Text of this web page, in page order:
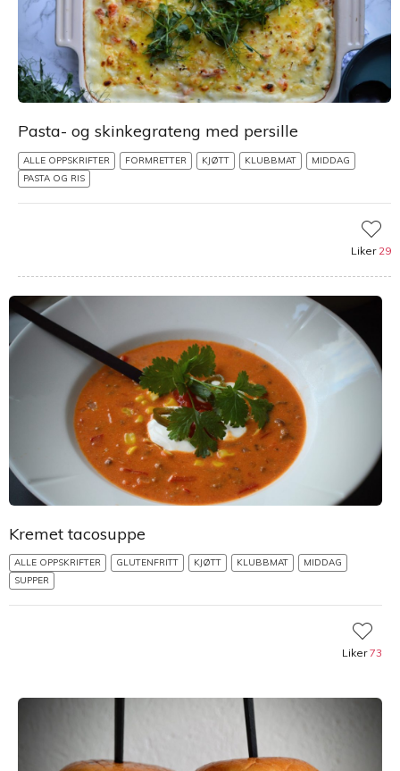
Pasta- og skinkegrateng med persille
ALLE OPPSKRIFTER FORMRETTER KJØTT KLUBBMAT
MIDDAG
PASTA OG RIS
Liker 29
Kremet tacosuppe
ALLE OPPSKRIFTER GLUTENFRITT KJØTT KLUBBMAT
MIDDAG
SUPPER
Liker73